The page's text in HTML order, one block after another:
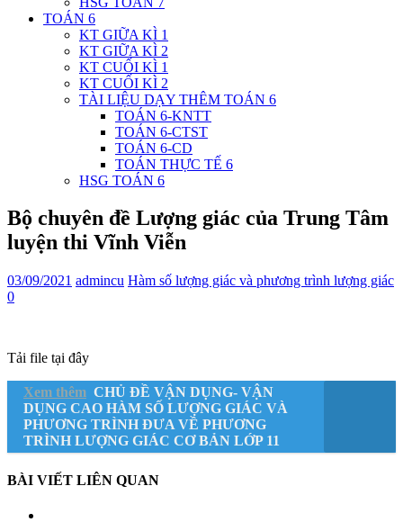
TOÁN 6
KT GIỮA KÌ 1
KT GIỮA KÌ 2
KT CUỐI KÌ 1
KT CUỐI KÌ 2
TÀI LIỆU DẠY THÊM TOÁN 6
TOÁN 6-KNTT
TOÁN 6-CTST
TOÁN 6-CD
TOÁN THỰC TẾ 6
HSG TOÁN 6
Bộ chuyên đề Lượng giác của Trung Tâm
luyện thi Vĩnh Viễn
03/09/2021 admincu Hàm số lượng giác và phương trình lượng giác
0
Tải file tại đây
Xem thêm CHỦ ĐỀ VẬN DỤNG- VẬN
DỤNG CAO HÀM SỐ LƯỢNG GIÁC VÀ
PHƯƠNG TRÌNH ĐƯA VỀ PHƯƠNG
TRÌNH LƯỢNG GIÁC CƠ BẢN LỚP 11
BÀI VIẾT LIÊN QUAN